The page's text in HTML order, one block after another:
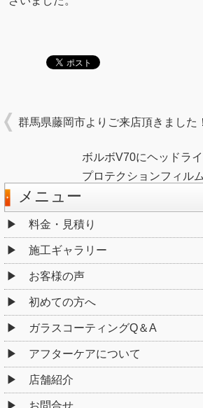
群馬県藤岡市よりご来店頂きました
ボルボV70にヘッドラ
プロテクションフィル
メニュー
料金・見積り
施工ギャラリー
お客様の声
初めての方へ
ガラスコーティングQ＆A
アフターケアについて
店舗紹介